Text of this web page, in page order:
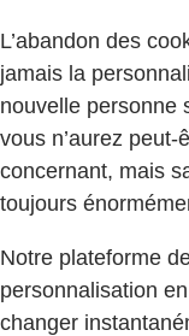
L’abandon des
jamais la
nouvelle personne
vous n’aurez
concernant, mais
toujours
Notre plateforme
personnalisation
changer